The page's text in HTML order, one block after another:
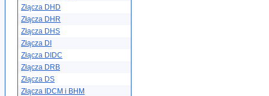
Złącza DHD
Złącza DHR
Złącza DHS
Złącza DI
Złącza DIDC
Złącza DRB
Złącza DS
Złącza IDCM i BHM